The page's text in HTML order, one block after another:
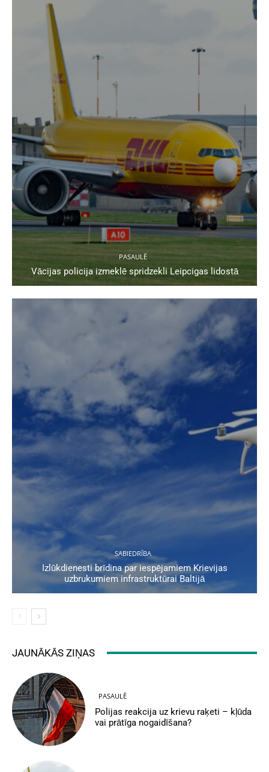
PASAULĒ
Vācijas policija izmeklē spridzekli Leipcigas lidostā
SABIEDRĪBA
Izlūkdienesti brīdina par iespējamiem Krievijas
uzbrukumiem infrastruktūrai Baltijā
JAUNĀKĀS ZIŅAS
PASAULĒ
Polijas reakcija uz krievu raķeti – kļūda
vai prātīga nogaidīšana?